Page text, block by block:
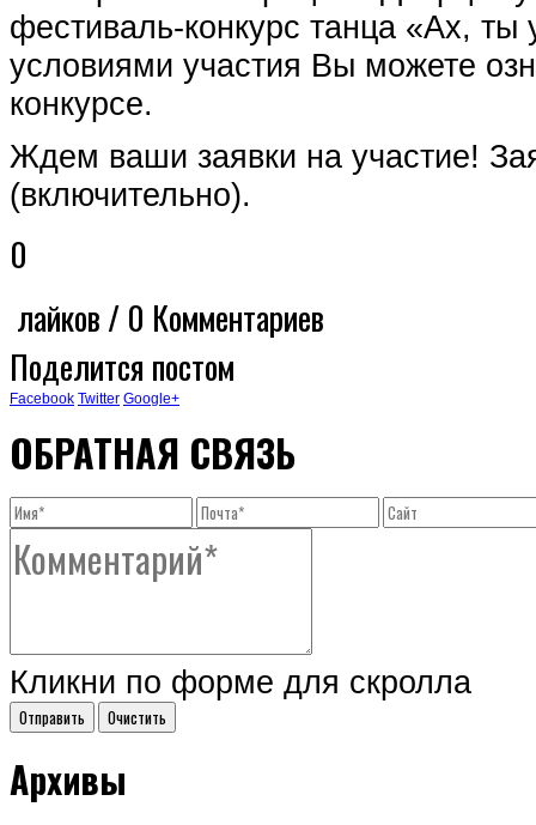
фестиваль-конкурс танца «Ах,
условиями участия Вы можете
конкурсе.
Ждем ваши заявки на участие!
(включительно).
0
лайков / 0 Комментариев
Поделится постом
Facebook Twitter Google+
ОБРАТНАЯ СВЯЗЬ
Кликни по форме для скролла
Архивы